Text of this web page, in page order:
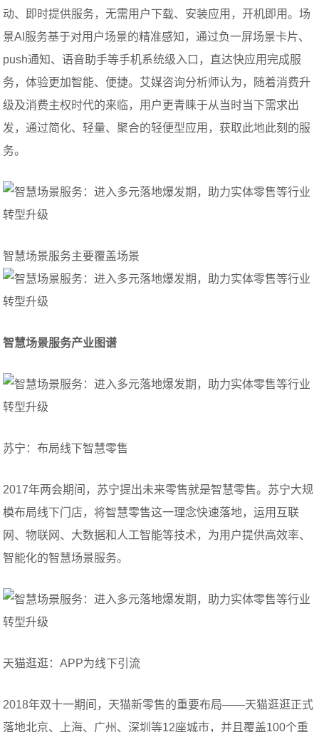
动、即时提供服务，无需用户下载、安装应用，开机即用。场
景AI服务基于对用户场景的精准感知，通过负一屏场景卡片、
push通知、语音助手等手机系统级入口，直达快应用完成服
务，体验更加智能、便捷。艾媒咨询分析师认为，随着消费升
级及消费主权时代的来临，用户更青睐于从当时当下需求出
发，通过简化、轻量、聚合的轻便型应用，获取此地此刻的服
务。
智慧场景服务主要覆盖场景
智慧场景服务产业图谱
苏宁：布局线下智慧零售
2017年两会期间，苏宁提出未来零售就是智慧零售。苏宁大规
模布局线下门店，将智慧零售这一理念快速落地，运用互联
网、物联网、大数据和人工智能等技术，为用户提供高效率、
智能化的智慧场景服务。
天猫逛逛：APP为线下引流
2018年双十一期间，天猫新零售的重要布局——天猫逛逛正式
落地北京、上海、广州、深圳等12座城市，并且覆盖100个重